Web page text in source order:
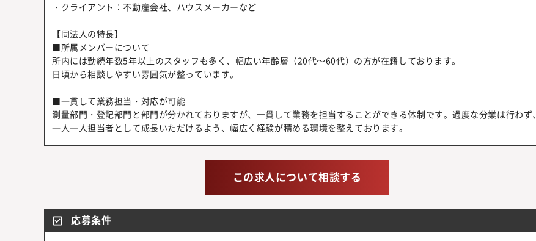
・クライアント：不動産会社、ハウスメーカーなど
【同法人の特長】
■所属メンバーについて
所内には勤続年数5年以上のスタッフも多く、幅広い年齢層（20代～60代）の方が在籍しております。
日頃から相談しやすい雰囲気が整っています。
■一貫して業務担当・対応が可能
測量部門・登記部門と部門が分かれておりますが、一貫して業務を担当することができる体制です。過度な分業は行わず、
一人一人担当者として成長いただけるよう、幅広く経験が積める環境を整えております。
この求人について相談する
応募条件